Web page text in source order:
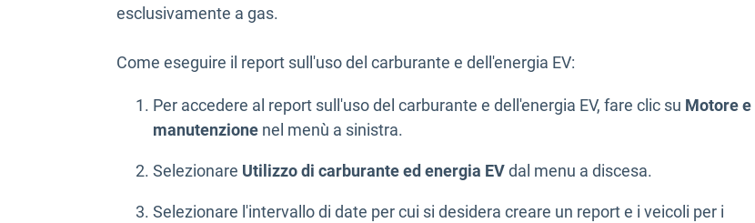
esclusivamente a gas.
Come eseguire il report sull'uso del carburante e dell'energia EV:
Per accedere al report sull'uso del carburante e dell'energia EV, fare clic su Motore e
manutenzione nel menù a sinistra.
Selezionare Utilizzo di carburante ed energia EVdal menu a discesa.
Selezionare l'intervallo di date per cui si desidera creare un report e i veicoli per i